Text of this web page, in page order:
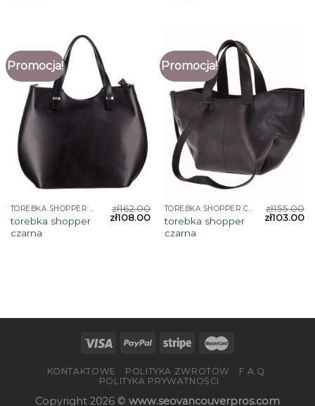
Promocja!
TOREBKA SHOPPER CZARNA
torebka shopper
czarna
zł162.00
zł108.00
Promocja!
TOREBKA SHOPPER CZARNA
torebka shopper
czarna
zł155.00
zł103.00
KONTAKTOWE POLITYKA ZWROTÓW
F.A.Q
POLITYKA PRYWATNOŚCI
Copyright 2026 © www.seovancouverpros.com